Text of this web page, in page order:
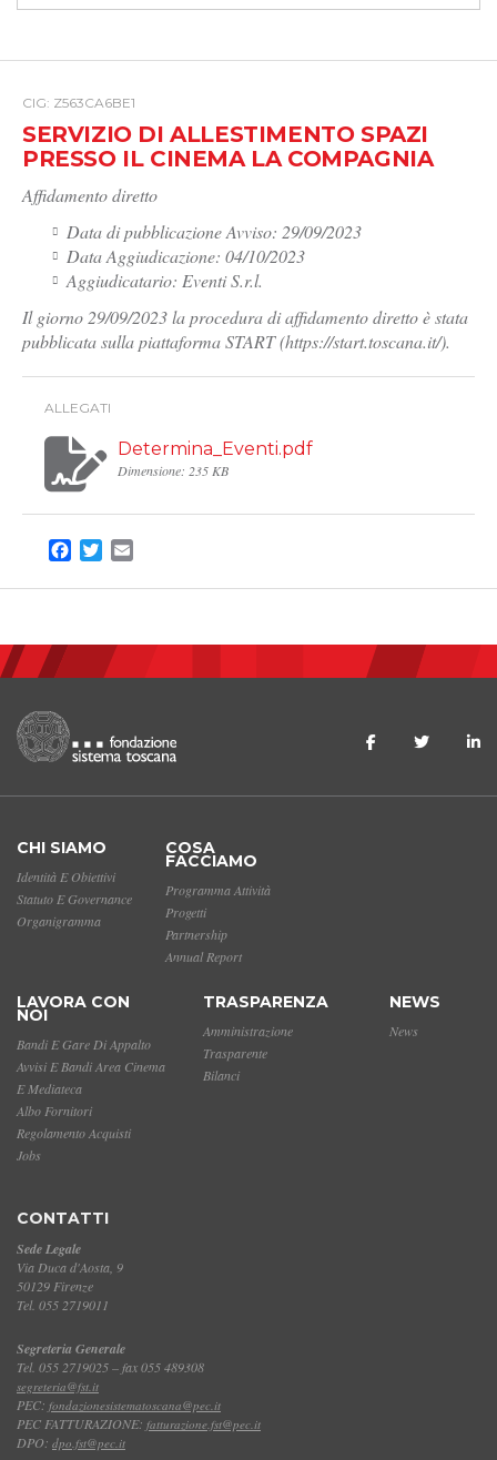
CIG: Z563CA6BE1
SERVIZIO DI ALLESTIMENTO SPAZI
PRESSO IL CINEMA LA COMPAGNIA
Affidamento diretto
Data di pubblicazione Avviso: 29/09/2023
Data Aggiudicazione: 04/10/2023
Aggiudicatario: Eventi S.r.l.
Il giorno 29/09/2023 la procedura di affidamento diretto è stata
pubblicata sulla piattaforma START (https://start.toscana.it/).
ALLEGATI
Determina_Eventi.pdf
Dimensione: 235 KB
Facebook
Twitter
CHI SIAMO
Identità E Obiettivi
Statuto E Governance
Organigramma
COSA
FACCIAMO
Programma Attività
Progetti
Partnership
Annual Report
LAVORA CON
NOI
Bandi E Gare Di Appalto
Avvisi E Bandi Area Cinema
E Mediateca
Albo Fornitori
Regolamento Acquisti
Jobs
TRASPARENZA
Amministrazione
Trasparente
Bilanci
NEWS
News
CONTATTI
Sede Legale
Via Duca d'Aosta, 9
50129 Firenze
Tel. 055 2719011
Segreteria Generale
Tel. 055 2719025 – fax 055 489308
segreteria@fst.it
PEC: fondazionesistematoscana@pec.it
PEC FATTURAZIONE: fatturazione.fst@pec.it
DPO: dpo.fst@pec.it